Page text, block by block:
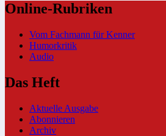
Online-Rubriken
Vom Fachmann für Kenner
Humorkritik
Audio
Das Heft
Aktuelle Ausgabe
Abonnieren
Archiv